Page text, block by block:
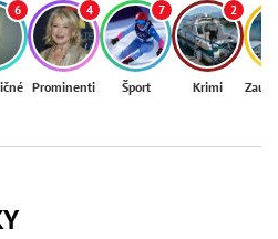
6 4
Prominenti
7
Šport
2
Krimi